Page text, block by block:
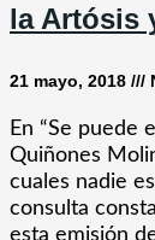
la Artósis
21 mayo, 2018
En “Se puede
Quiñones
cuales nadie
consulta
esta emisión